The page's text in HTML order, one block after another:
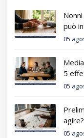
può
05
5
05
agire?
05